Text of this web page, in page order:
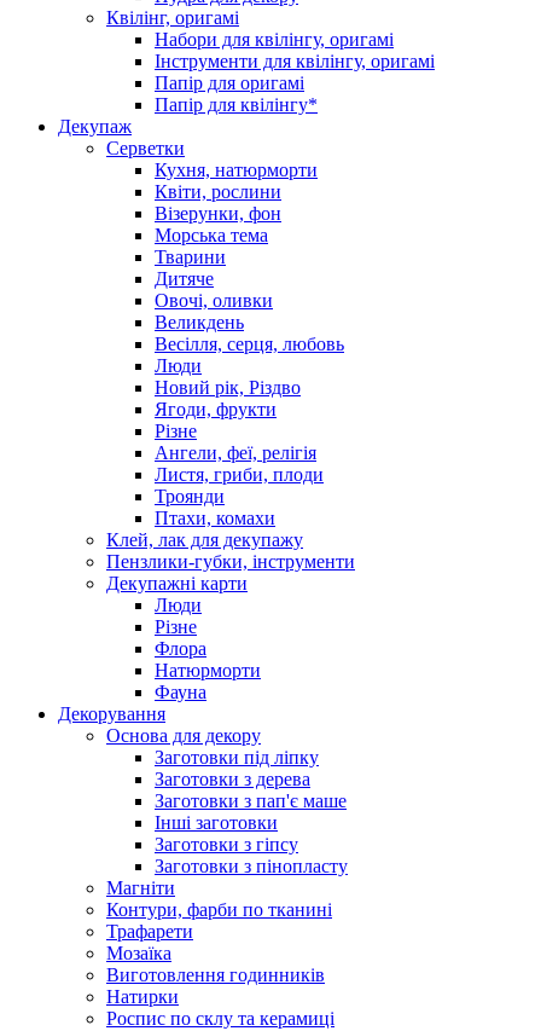
Квілінг, оригамі
Набори для квілінгу, оригамі
Інструменти для квілінгу, оригамі
Папір для оригамі
Папір для квілінгу*
Декупаж
Серветки
Кухня, натюрморти
Квіти, рослини
Візерунки, фон
Морська тема
Тварини
Дитяче
Овочі, оливки
Великдень
Весілля, серця, любовь
Люди
Новий рік, Різдво
Ягоди, фрукти
Різне
Ангели, феї, релігія
Листя, гриби, плоди
Троянди
Птахи, комахи
Клей, лак для декупажу
Пензлики-губки, інструменти
Декупажні карти
Люди
Різне
Флора
Натюрморти
Фауна
Декорування
Основа для декору
Заготовки під ліпку
Заготовки з дерева
Заготовки з пап'є маше
Інші заготовки
Заготовки з гіпсу
Заготовки з пінопласту
Магніти
Контури, фарби по тканині
Трафарети
Мозаїка
Виготовлення годинників
Натирки
Роспис по склу та керамиці